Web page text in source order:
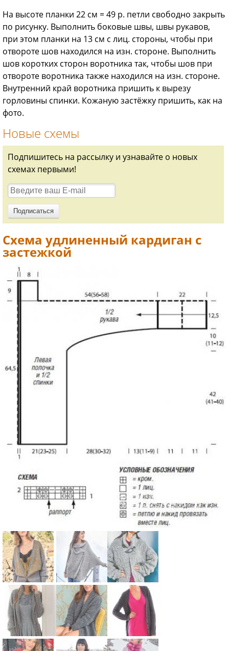
На высоте планки 22 см = 49 р. петли свободно закрыть
по рисунку. Выполнить боковые швы, швы рукавов,
при этом планки на 13 см с лиц. стороны, чтобы при
отвороте шов находился на изн. стороне. Выполнить
шов коротких сторон воротника так, чтобы шов при
отвороте воротника также находился на изн. стороне.
Внутренний край воротника пришить к вырезу
горловины спинки. Кожаную застёжку пришить, как на
фото.
Новые схемы
Подпишитесь на рассылку и узнавайте о новых
схемах первыми!
Схема удлиненный кардиган с
застежкой
Схема:
свободный
кардиган с
широкой
Схема:
пальто
оверсайз с
цельновяза
Схема:
удлиненное
пальто
оверсайз с